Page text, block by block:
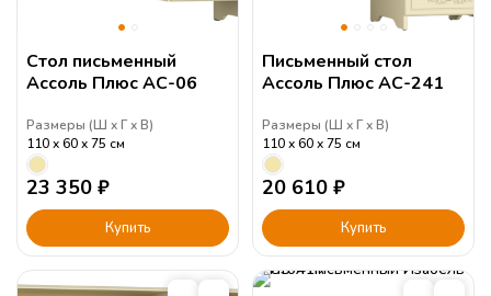
Стол письменный
Ассоль Плюс АС-06
Размеры (Ш Г В)
110
60 75 см
23 350 ₽
Купить
Письменный стол
Ассоль Плюс АС-241
Размеры (Ш Г В)
110
60 75 см
20 610 ₽
Купить